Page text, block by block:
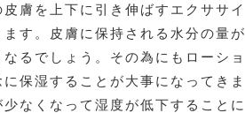
膚を上下に引き伸ばすエクササイ
す。皮膚に保持される水分の量が
るでしょう。その為にもローショ
保湿することが大事になってきま
なくなって湿度が低下することに